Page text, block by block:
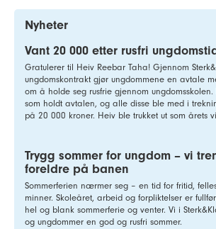
Nyheter
Vant 20 000 etter rusfri
Gratulerer til Heiv Reebar Taha! Gjennom
ungdomskontrakt gjør ungdommene en avtale
om å holde seg rusfrie gjennom
som holdt avtalen, og alle disse ble med i
på 20 000 kroner. Heiv ble trukket ut som årets
Trygg sommer for ungdom – vi
foreldre på banen
Sommerferien nærmer seg – en tid for fritid,
minner. Skoleåret, arbeid og forpliktelser er
hel og blank sommerferie og venter. Vi i
og ungdommer en god og rusfri sommer.